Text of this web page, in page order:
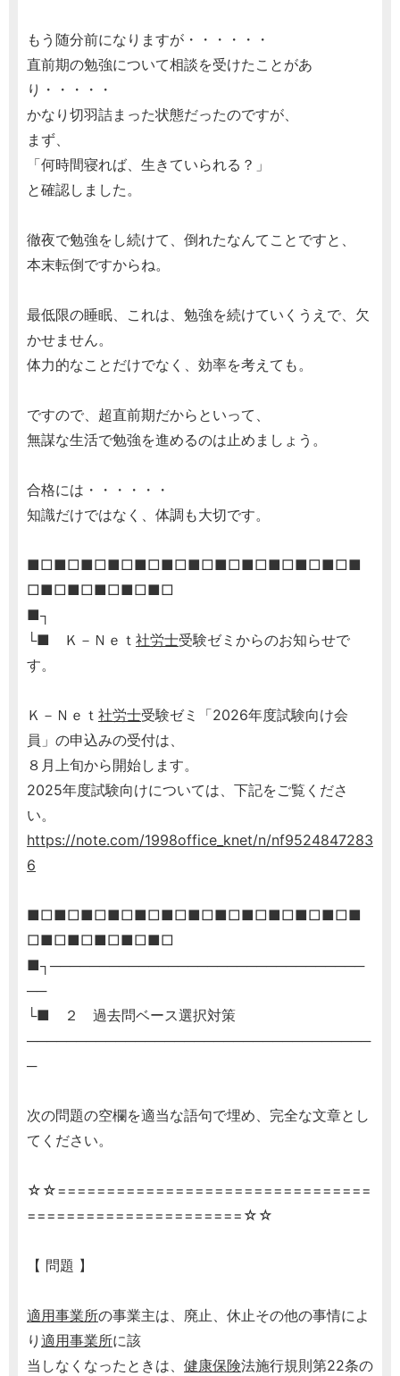
もう随分前になりますが・・・・・・
直前期の勉強について相談を受けたことがあ
り・・・・・
かなり切羽詰まった状態だったのですが、
まず、
「何時間寝れば、生きていられる？」
と確認しました。
徹夜で勉強をし続けて、倒れたなんてことですと、
本末転倒ですからね。
最低限の睡眠、これは、勉強を続けていくうえで、欠
かせません。
体力的なことだけでなく、効率を考えても。
ですので、超直前期だからといって、
無謀な生活で勉強を進めるのは止めましょう。
合格には・・・・・・
知識だけではなく、体調も大切です。
■□■□■□■□■□■□■□■□■□■□■□■□■
□■□■□■□■□■□
■┐
└■ Ｋ－Ｎｅｔ 社労士受験ゼミからのお知らせで
す。
Ｋ－Ｎｅｔ 社労士受験ゼミ「2026年度試験向け会
員」の申込みの受付は、
８月上旬から開始します。
2025年度試験向けについては、下記をご覧くださ
い。
https://note.com/1998office_knet/n/nf9524847283
6
■□■□■□■□■□■□■□■□■□■□■□■□■
□■□■□■□■□■□
■┐────────────────────────────────
──
└■ ２ 過去問ベース選択対策
───────────────────────────────────
─
次の問題の空欄を適当な語句で埋め、完全な文章とし
てください。
☆☆================================
======================☆☆
【 問題 】
適用事業所の事業主は、廃止、休止その他の事情によ
り 適用事業所に該
当しなくなったときは、 健康保険法施行規則第22条の